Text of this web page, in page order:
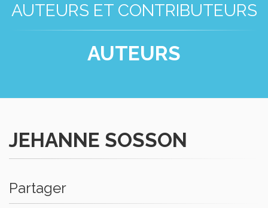
AUTEURS ET CONTRIBUTEURS
AUTEURS
JEHANNE SOSSON
Partager